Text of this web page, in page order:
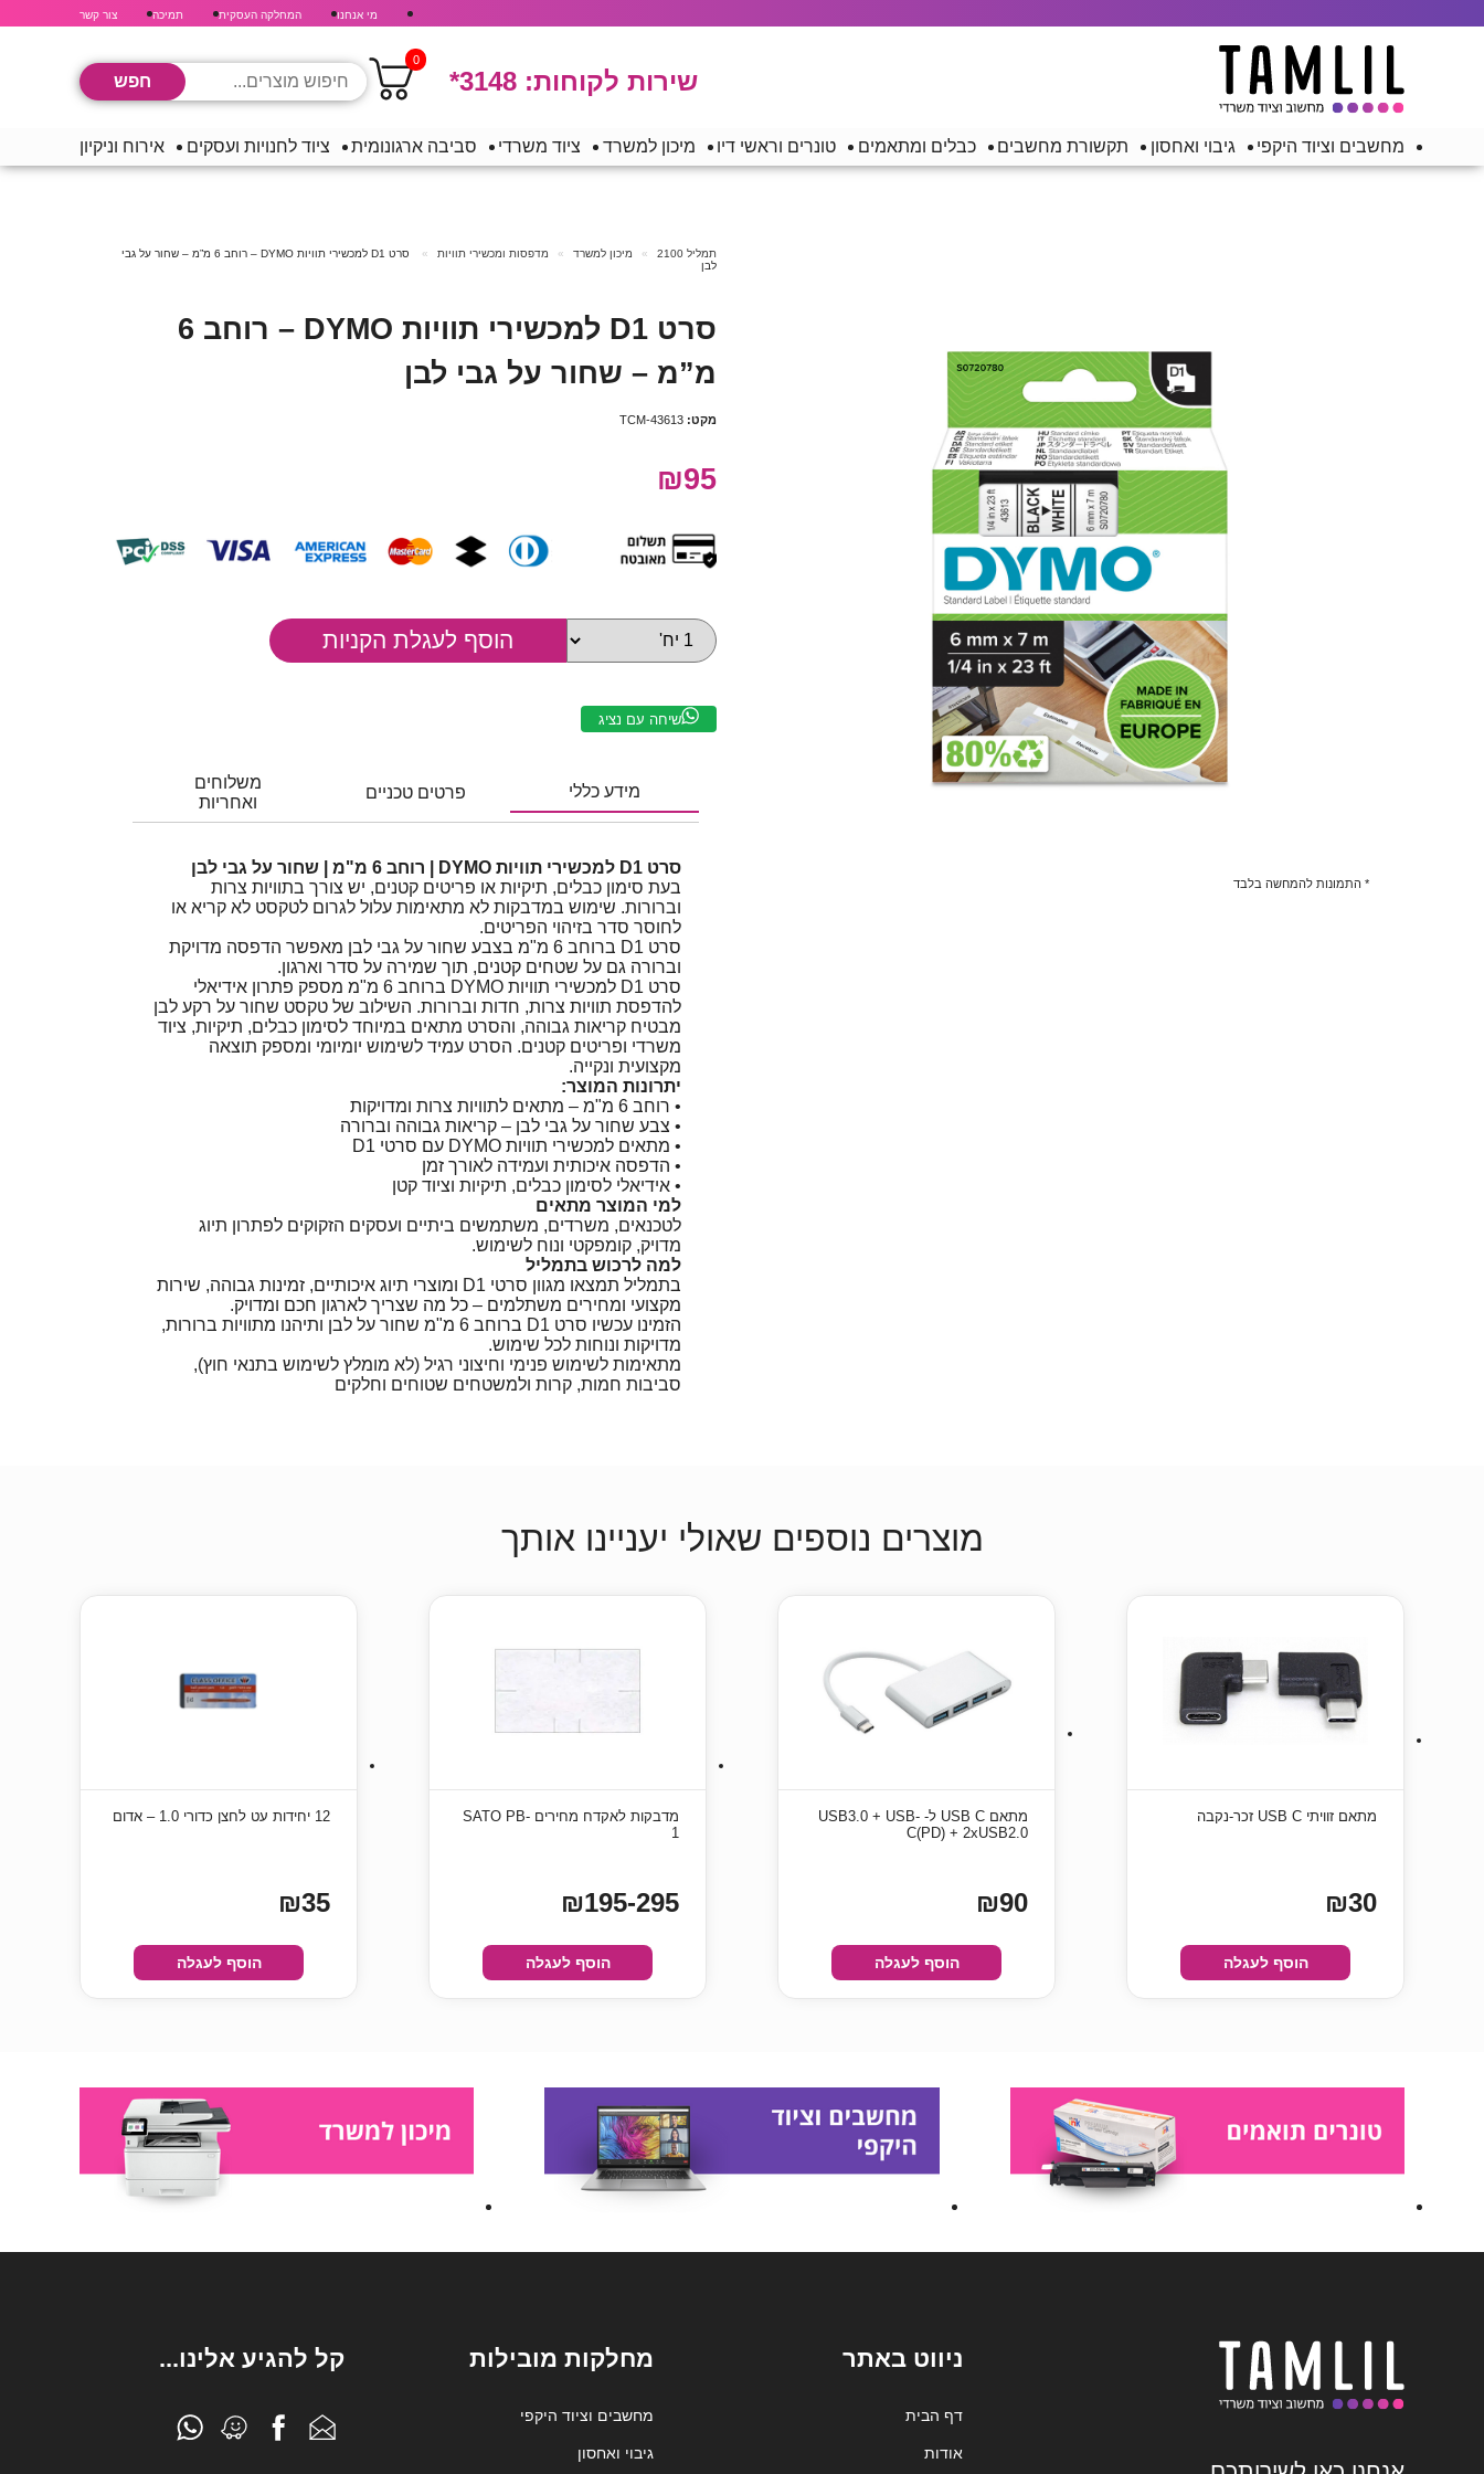
מי אנחנו המחלקה העסקית תמיכה צור קשר
שירות לקוחות: *3148
0
מחשבים וציוד היקפי גיבוי ואחסון תקשורת מחשבים כבלים ומתאמים טונרים וראשי דיו מיכון למשרד ציוד משרדי סביבה ארגונומית ציוד לחנויות ועסקים אירוח וניקיון
* התמונות להמחשה בלבד
תמליל 2100 מיכון למשרד מדפסות ומכשירי תוויות
סרט D1 למכשירי תוויות DYMO – רוחב 6 מ”מ – שחור על גבי
לבן
סרט D1 למכשירי תוויות DYMO – רוחב 6
מ”מ – שחור על גבי לבן
מקט: TCM-43613
₪95
שיחה עם נציג
מידע כללי פרטים טכניים
משלוחים
ואחריות
סרט D1 למכשירי תוויות DYMO | רוחב 6 מ"מ | שחור על גבי לבן
בעת סימון כבלים, תיקיות או פריטים קטנים, יש צורך בתוויות צרות
וברורות. שימוש במדבקות לא מתאימות עלול לגרום לטקסט לא קריא או
לחוסר סדר בזיהוי הפריטים.
סרט D1 ברוחב 6 מ"מ בצבע שחור על גבי לבן מאפשר הדפסה מדויקת
וברורה גם על שטחים קטנים, תוך שמירה על סדר וארגון.
סרט D1 למכשירי תוויות DYMO ברוחב 6 מ"מ מספק פתרון אידיאלי
להדפסת תוויות צרות, חדות וברורות. השילוב של טקסט שחור על רקע לבן
מבטיח קריאות גבוהה, והסרט מתאים במיוחד לסימון כבלים, תיקיות, ציוד
משרדי ופריטים קטנים. הסרט עמיד לשימוש יומיומי ומספק תוצאה
מקצועית ונקייה.
יתרונות המוצר:
• רוחב 6 מ"מ – מתאים לתוויות צרות ומדויקות
• צבע שחור על גבי לבן – קריאות גבוהה וברורה
• מתאים למכשירי תוויות DYMO עם סרטי D1
• הדפסה איכותית ועמידה לאורך זמן
• אידיאלי לסימון כבלים, תיקיות וציוד קטן
למי המוצר מתאים
לטכנאים, משרדים, משתמשים ביתיים ועסקים הזקוקים לפתרון תיוג
מדויק, קומפקטי ונוח לשימוש.
למה לרכוש בתמליל
בתמליל תמצאו מגוון סרטי D1 ומוצרי תיוג איכותיים, זמינות גבוהה, שירות
מקצועי ומחירים משתלמים – כל מה שצריך לארגון חכם ומדויק.
הזמינו עכשיו סרט D1 ברוחב 6 מ"מ שחור על לבן ותיהנו מתוויות ברורות,
מדויקות ונוחות לכל שימוש.
מתאימות לשימוש פנימי וחיצוני רגיל (לא מומלץ לשימוש בתנאי חוץ),
סביבות חמות, קרות ולמשטחים שטוחים וחלקים
מוצרים נוספים שאולי יעניינו אותך
מתאם זוויתי USB C זכר-נקבה
₪30
הוסף לעגלה
מתאם USB C ל- USB3.0 + USB-
C(PD) + 2xUSB2.0
₪90
הוסף לעגלה
מדבקות לאקדח מחירים SATO PB-
1
₪195-295
הוסף לעגלה
12 יחידות עט לחצן כדורי 1.0 – אדום
₪35
הוסף לעגלה
ניווט באתר
דף הבית
אודות
מחלקות מובילות
מחשבים וציוד היקפי
גיבוי ואחסון
קל להגיע אלינו...